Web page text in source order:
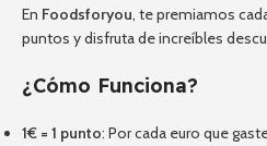
En Foodsforyou, te premiamos
puntos y disfruta de increíbles
¿Cómo Funciona?
1€ = 1 punto: Por cada euro que